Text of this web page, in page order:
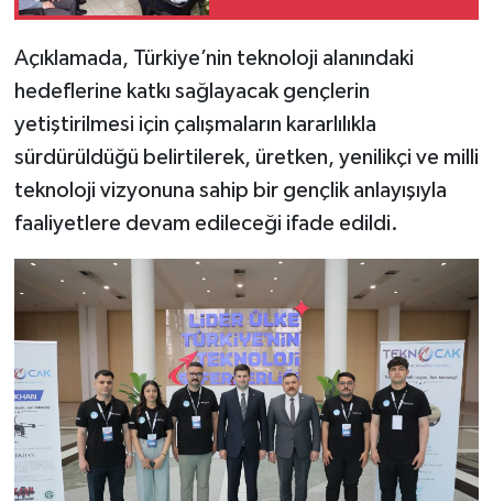
Açıklamada, Türkiye’nin teknoloji alanındaki
hedeflerine katkı sağlayacak gençlerin
yetiştirilmesi için çalışmaların kararlılıkla
sürdürüldüğü belirtilerek, üretken, yenilikçi ve milli
teknoloji vizyonuna sahip bir gençlik anlayışıyla
faaliyetlere devam edileceği ifade edildi.